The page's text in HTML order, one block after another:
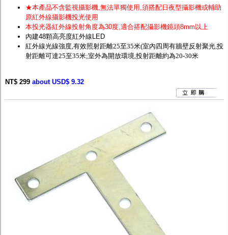
分配放大器
網路線用水晶頭
網路線
懶人線.同軸線.花線
線頭.插座.延長線.HDMI線
集線盒.防水盒.配線盒
偽裝嚇阻假監視器. 警示防盜貼紙
電腦工業機殼
★本產品不含監視攝影機,無法單獨使用,須搭配日夜型攝影機或輔助
原紅外線攝影機投光使用
本投光器紅外線投射角度為30度,適合搭配攝影機鏡頭8mm以上
內建48顆高亮度紅外線LED
紅外線光線強度,有效照射距離25至35米(室內四周有牆壁反射聚光,投
射距離可達25至35米;室外為開放環境,投射距離約為20-30米
NT$ 299 about USD$ 9.32